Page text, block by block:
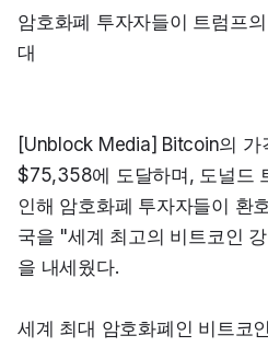
암호화폐 투자자들이 트럼프
대
[Unblock Media] Bitcoin의 가
$75,358에 도달하며, 도널드
인해 암호화폐 투자자들이 환
국을 "세계 최고의 비트코인
을 내세웠다.
세계 최대 암호화폐인 비트코